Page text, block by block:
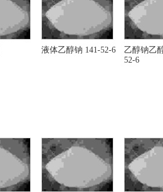
液体乙醇钠 141-52-6
乙醇钠乙
52-6